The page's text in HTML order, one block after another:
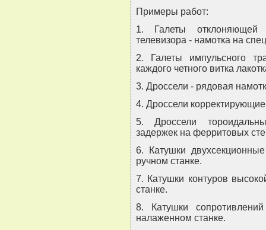
Примеры работ:
1. Галеты отклоняющей
телевизора - намотка на
2. Галеты импульсного
каждого четного витка
3. Дроссели - рядовая
4. Дроссели
5. Дроссели
задержек на ферритовых
6. Катушки
ручном станке.
7. Катушки контуров
станке.
8. Катушки
налаженном станке.